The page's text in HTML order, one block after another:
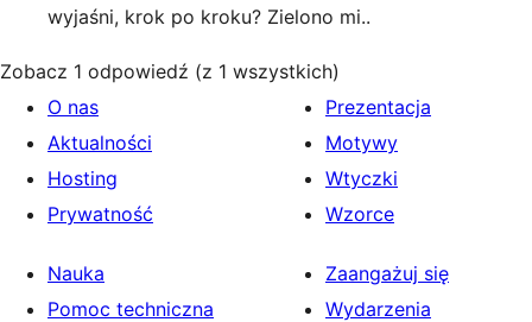
wyjaśni, krok po kroku? Zielono mi..
Zobacz 1 odpowiedź (z 1 wszystkich)
O nas
Aktualności
Hosting
Prywatność
Prezentacja
Motywy
Wtyczki
Wzorce
Nauka
Pomoc techniczna
Zaangażuj się
Wydarzenia